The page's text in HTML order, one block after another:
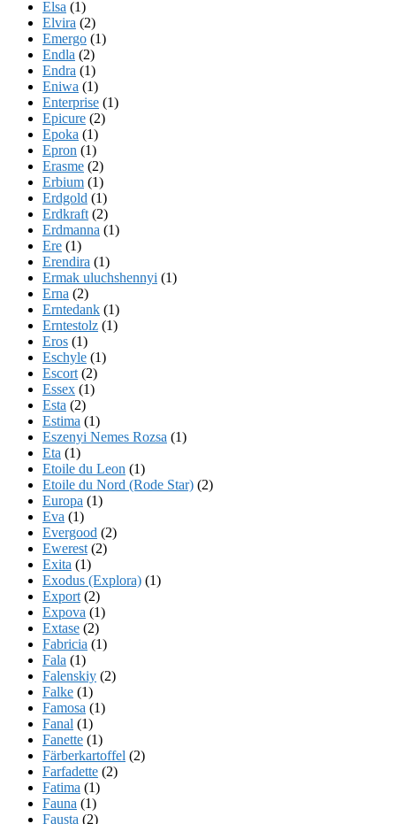
Elsa (1)
Elvira (2)
Emergo (1)
Endla (2)
Endra (1)
Eniwa (1)
Enterprise (1)
Epicure (2)
Epoka (1)
Epron (1)
Erasme (2)
Erbium (1)
Erdgold (1)
Erdkraft (2)
Erdmanna (1)
Ere (1)
Erendira (1)
Ermak uluchshennyi (1)
Erna (2)
Erntedank (1)
Erntestolz (1)
Eros (1)
Eschyle (1)
Escort (2)
Essex (1)
Esta (2)
Estima (1)
Eszenyi Nemes Rozsa (1)
Eta (1)
Etoile du Leon (1)
Etoile du Nord (Rode Star) (2)
Europa (1)
Eva (1)
Evergood (2)
Ewerest (2)
Exita (1)
Exodus (Explora) (1)
Export (2)
Expova (1)
Extase (2)
Fabricia (1)
Fala (1)
Falenskiy (2)
Falke (1)
Famosa (1)
Fanal (1)
Fanette (1)
Färberkartoffel (2)
Farfadette (2)
Fatima (1)
Fauna (1)
Fausta (2)